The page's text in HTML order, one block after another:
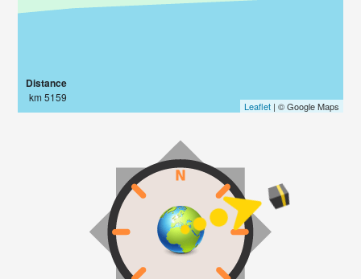
Distance
5159 km
Leaflet| © Google Maps